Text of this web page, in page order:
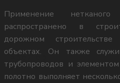
О КОМПАНИИ
Сертификаты
Применение
распространено в
дорожном
объектах. Он также
трубопроводов и
полотно выполняет